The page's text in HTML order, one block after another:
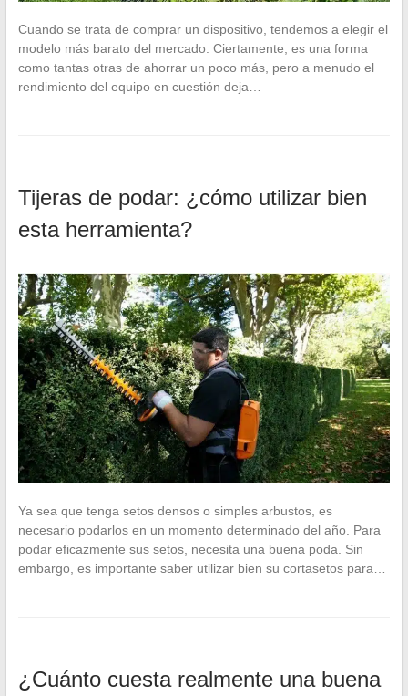
Cuando se trata de comprar un dispositivo, tendemos a elegir el
modelo más barato del mercado. Ciertamente, es una forma
como tantas otras de ahorrar un poco más, pero a menudo el
rendimiento del equipo en cuestión deja…
Tijeras de podar: ¿cómo utilizar bien
esta herramienta?
Ya sea que tenga setos densos o simples arbustos, es
necesario podarlos en un momento determinado del año. Para
podar eficazmente sus setos, necesita una buena poda. Sin
embargo, es importante saber utilizar bien su cortasetos para…
¿Cuánto cuesta realmente una buena